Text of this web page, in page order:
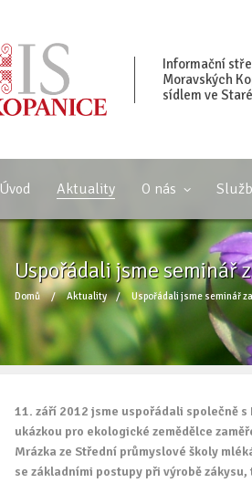
Informační
Moravských
sídlem ve
Úvod Aktuality O nás
Uspořádali jsme seminář
Domů / Aktuality / Uspořádali jsme seminář
11. září 2012 jsme uspořádali společně s
ukázkou pro ekologické zemědělce
Mrázka ze Střední průmyslové školy
se základními postupy při výrobě